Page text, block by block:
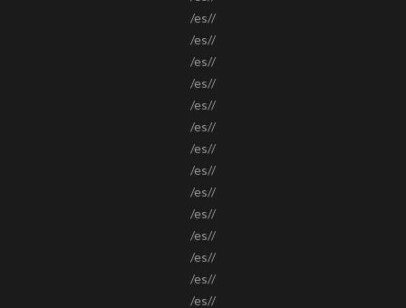
/es//
/es//
/es//
/es//
/es//
/es//
/es//
/es//
/es//
/es//
/es//
/es//
/es//
/es//